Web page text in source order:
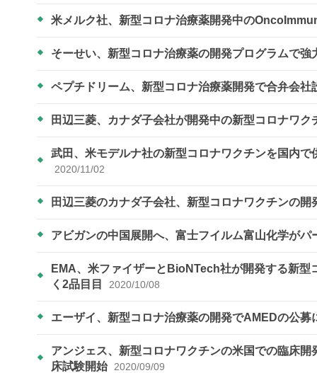
米メルク社、新型コロナ治療薬開発中の
そーせい、新型コロナ治療薬の開発プログラムで
ペプチドリーム、新型コロナ治療薬開発で合弁会社
田辺三菱、カナダ子会社が開発中の新型コロナワ
武田、米モデルナ社の新型コロナワクチンを国内
2020/11/02
田辺三菱のカナダ子会社、新型コロナワクチンの
アビガンの中国展開へ、富士フイルム富山化学が
EMA、米ファイザーとBioNTech社が開発する新
く2品目目
2020/10/08
エーザイ、新型コロナ治療薬の開発でAMEDの公
アンジェス、新型コロナワクチンの米国での臨床
床試験開始 2020/09/09